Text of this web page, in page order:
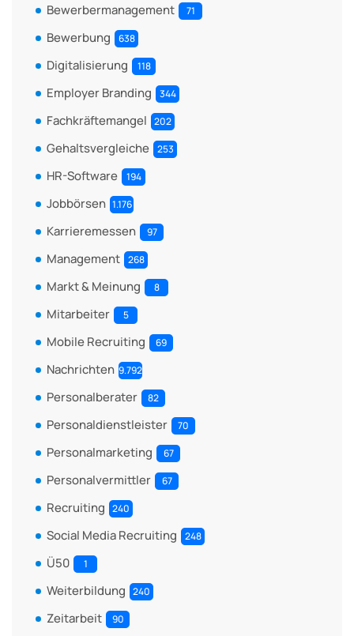
Bewerbermanagement 71
Bewerbung 638
Digitalisierung 118
Employer Branding 344
Fachkräftemangel 202
Gehaltsvergleiche 253
HR-Software 194
Jobbörsen 1.176
Karrieremessen 97
Management 268
Markt & Meinung 8
Mitarbeiter 5
Mobile Recruiting 69
Nachrichten 9.792
Personalberater 82
Personaldienstleister 70
Personalmarketing 67
Personalvermittler 67
Recruiting 240
Social Media Recruiting 248
Ü50 1
Weiterbildung 240
Zeitarbeit 90